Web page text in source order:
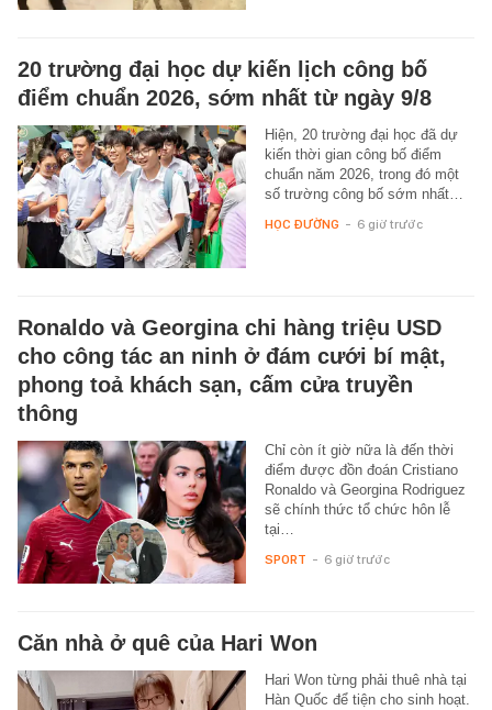
20 trường đại học dự kiến lịch công bố
điểm chuẩn 2026, sớm nhất từ ngày 9/8
Hiện, 20 trường đại học đã dự
kiến thời gian công bố điểm
chuẩn năm 2026, trong đó một
số trường công bố sớm nhất…
HỌC ĐƯỜNG - 6 giờ trước
Ronaldo và Georgina chi hàng triệu USD
cho công tác an ninh ở đám cưới bí mật,
phong toả khách sạn, cấm cửa truyền
thông
Chỉ còn ít giờ nữa là đến thời
điểm được đồn đoán Cristiano
Ronaldo và Georgina Rodriguez
sẽ chính thức tổ chức hôn lễ
tại…
SPORT - 6 giờ trước
Căn nhà ở quê của Hari Won
Hari Won từng phải thuê nhà tại
Hàn Quốc để tiện cho sinh hoạt.